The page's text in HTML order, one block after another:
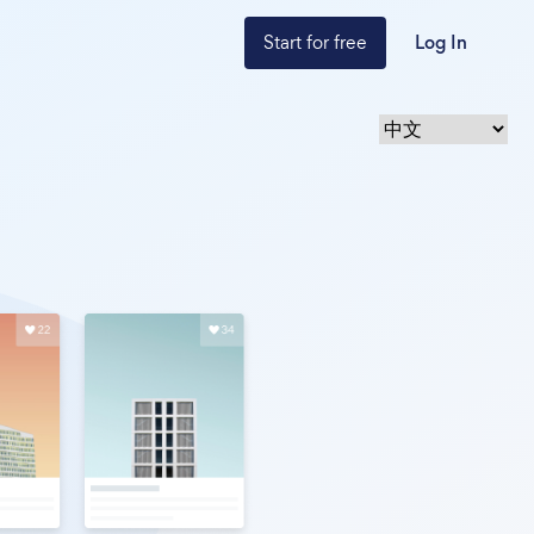
Start for free Log In